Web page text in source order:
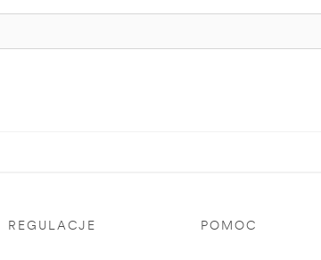
REGULACJE POMOC